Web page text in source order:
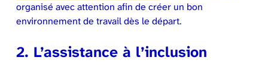
organisé avec attention afin de créer un bon
environnement de travail dès le départ.
2. L’assistance à l’inclusion